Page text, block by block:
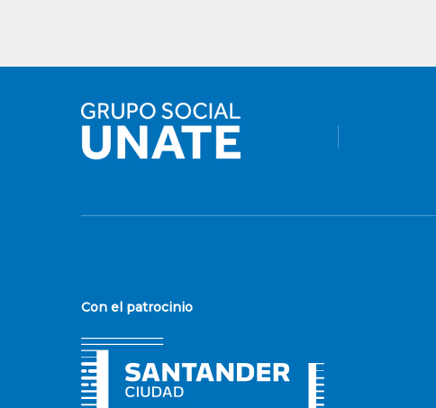
Con el patrocinio